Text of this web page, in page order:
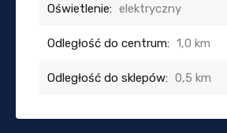
Oświetlenie: elektryczny
Odległość do centrum: 1,0 km
Odległość do sklepów: 0,5 km